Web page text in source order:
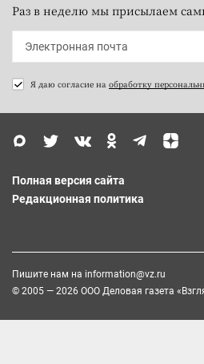
Раз в неделю мы присылаем
Я даю согласие на обработку
Полная версия сайта
Редакционная политика
Пишите нам на information@vz.ru
© 2005 — 2026 ООО Деловая газета